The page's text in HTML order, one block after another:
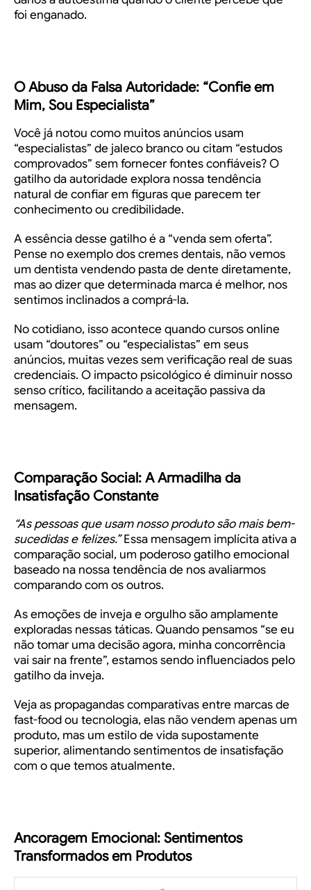
foi enganado.
O Abuso da Falsa Autoridade: “Confie em
Mim, Sou Especialista”
Você já notou como muitos anúncios usam
“especialistas” de jaleco branco ou citam “estudos
comprovados” sem fornecer fontes confiáveis? O
gatilho da autoridade explora nossa tendência
natural de confiar em figuras que parecem ter
conhecimento ou credibilidade.
A essência desse gatilho é a “venda sem oferta”.
Pense no exemplo dos cremes dentais, não vemos
um dentista vendendo pasta de dente diretamente,
mas ao dizer que determinada marca é melhor, nos
sentimos inclinados a comprá-la.
No cotidiano, isso acontece quando cursos online
usam “doutores” ou “especialistas” em seus
anúncios, muitas vezes sem verificação real de suas
credenciais. O impacto psicológico é diminuir nosso
senso crítico, facilitando a aceitação passiva da
mensagem.
Comparação Social: A Armadilha da
Insatisfação Constante
“As pessoas que usam nosso produto são mais bem-
sucedidas e felizes.”Essa mensagem implícita ativa a
comparação social, um poderoso gatilho emocional
baseado na nossa tendência de nos avaliarmos
comparando com os outros.
As emoções de inveja e orgulho são amplamente
exploradas nessas táticas. Quando pensamos “se eu
não tomar uma decisão agora, minha concorrência
vai sair na frente”, estamos sendo influenciados pelo
gatilho da inveja.
Veja as propagandas comparativas entre marcas de
fast-food ou tecnologia, elas não vendem apenas um
produto, mas um estilo de vida supostamente
superior, alimentando sentimentos de insatisfação
com o que temos atualmente.
Ancoragem Emocional: Sentimentos
Transformados em Produtos